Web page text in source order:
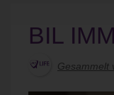
BIL
Gesammelt